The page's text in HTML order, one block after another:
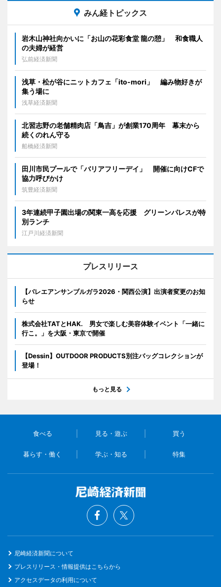
みん経トピックス
岩木山神社向かいに「お山の花彩食堂 龍の憩」 和食職人
の夫婦が経営
弘前経済新聞
浅草・松が谷にニットカフェ「ito-mori」 編み物好きが
集う場に
浅草経済新聞
北習志野の老舗精肉店「鳥吉」が創業170周年 幕末から
続くのれん守る
船橋経済新聞
田川市民プールで「バリアフリーデイ」 開催に向けCFで
協力呼びかけ
筑豊経済新聞
3年連続甲子園出場の関東一高を応援 グリーンパレスが特
別ランチ
江戸川経済新聞
プレスリリース
【バレエアンサンブルガラ2026・関西公演】出演者変更のお知
らせ
株式会社TATとHAK. 男女で楽しむ美容体験イベント「一緒に
行こ。」を大阪・東京で開催
【Dessin】OUTDOOR PRODUCTS別注バッグコレクションが
登場！
もっと見る
食べる 見る・遊ぶ 買う
暮らす・働く 学ぶ・知る 特集
尼崎経済新聞について
プレスリリース・情報提供はこちらから
アクセスデータの利用について